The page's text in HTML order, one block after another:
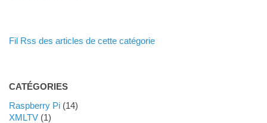
Fil Rss des articles de cette catégorie
CATÉGORIES
Raspberry Pi(14)
XMLTV(1)